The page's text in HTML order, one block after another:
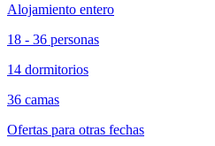
Alojamiento entero
18 - 36 personas
14 dormitorios
36 camas
Ofertas para otras fechas